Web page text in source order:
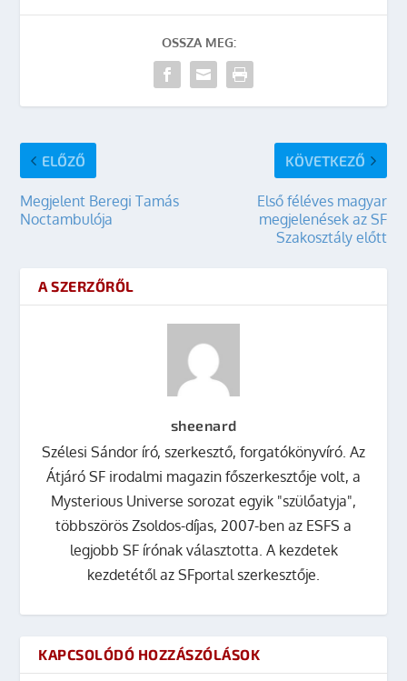
OSSZA MEG:
ELŐZŐ
Megjelent Beregi Tamás
Noctambulója
KÖVETKEZŐ
Első féléves magyar
megjelenések az SF
Szakosztály előtt
A SZERZŐRŐL
sheenard
Szélesi Sándor író, szerkesztő, forgatókönyvíró. Az
Átjáró SF irodalmi magazin főszerkesztője volt, a
Mysterious Universe sorozat egyik "szülőatyja",
többszörös Zsoldos-díjas, 2007-ben az ESFS a
legjobb SF írónak választotta. A kezdetek
kezdetétől az SFportal szerkesztője.
KAPCSOLÓDÓ HOZZÁSZÓLÁSOK